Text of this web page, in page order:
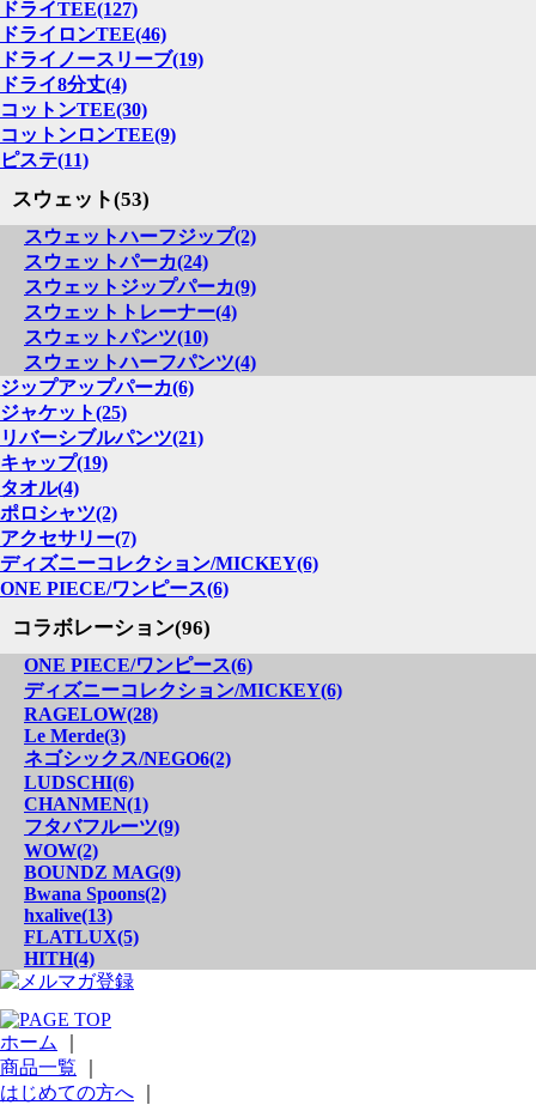
ドライTEE(127)
ドライロンTEE(46)
ドライノースリーブ(19)
ドライ8分丈(4)
コットンTEE(30)
コットンロンTEE(9)
ピステ(11)
スウェット(53)
スウェットハーフジップ(2)
スウェットパーカ(24)
スウェットジップパーカ(9)
スウェットトレーナー(4)
スウェットパンツ(10)
スウェットハーフパンツ(4)
ジップアップパーカ(6)
ジャケット(25)
リバーシブルパンツ(21)
キャップ(19)
タオル(4)
ポロシャツ(2)
アクセサリー(7)
ディズニーコレクション/MICKEY(6)
ONE PIECE/ワンピース(6)
コラボレーション(96)
ONE PIECE/ワンピース(6)
ディズニーコレクション/MICKEY(6)
RAGELOW(28)
Le Merde(3)
ネゴシックス/NEGO6(2)
LUDSCHI(6)
CHANMEN(1)
フタバフルーツ(9)
WOW(2)
BOUNDZ MAG(9)
Bwana Spoons(2)
hxalive(13)
FLATLUX(5)
HITH(4)
ホーム
商品一覧
はじめての方へ